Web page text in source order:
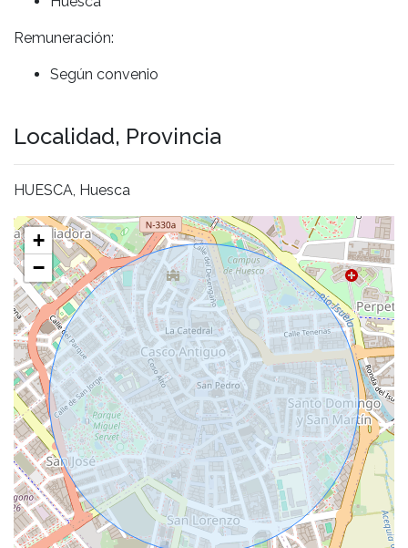
Remuneración:
Según convenio
Localidad, Provincia
HUESCA, Huesca
+
−